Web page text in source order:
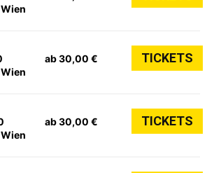
ab 30,00 € TICKETS
ab 30,00 € TICKETS